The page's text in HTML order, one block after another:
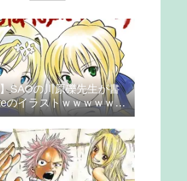
SAOの川原礫先生が書
のイラストｗｗｗｗｗｗ